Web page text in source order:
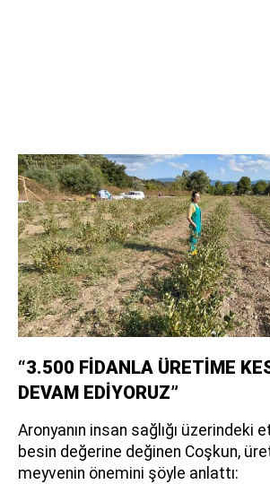
“3.500 FİDANLA ÜRETİME
DEVAM EDİYORUZ”
Aronyanın insan sağlığı üzerindeki
besin değerine değinen Coşkun,
meyvenin önemini şöyle anlattı: